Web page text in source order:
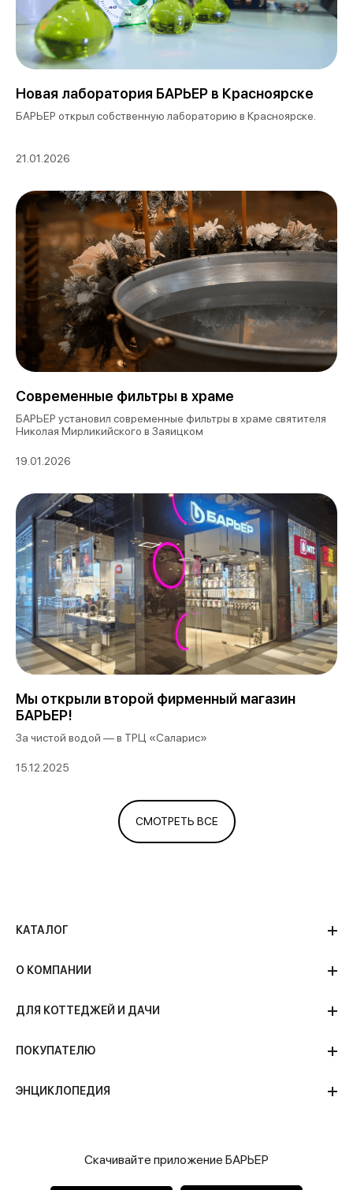
Новая лаборатория БАРЬЕР в Красноярске
БАРЬЕР открыл собственную лабораторию в Красноярске.
21.01.2026
Современные фильтры в храме
БАРЬЕР установил современные фильтры в храме святителя
Николая Мирликийского в Заяицком
19.01.2026
Мы открыли второй фирменный магазин
БАРЬЕР!
За чистой водой — в ТРЦ «Саларис»
15.12.2025
СМОТРЕТЬ ВСЕ
КАТАЛОГ
О КОМПАНИИ
ДЛЯ КОТТЕДЖЕЙ И ДАЧИ
ПОКУПАТЕЛЮ
ЭНЦИКЛОПЕДИЯ
Скачивайте приложение БАРЬЕР